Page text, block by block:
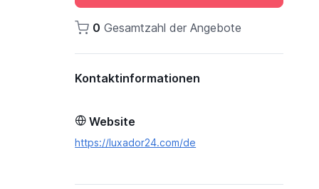
0 Gesamtzahl der Angebote
Kontaktinformationen
Website
https://luxador24.com/de